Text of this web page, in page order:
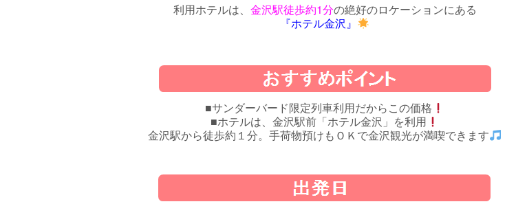
利用ホテルは、 金沢駅徒歩約1分の絶好のロケーションにある
『ホテル金沢』
■サンダーバード限定列車利用だからこの価格
■ホテルは、金沢駅前「ホテル金沢」を利用
金沢駅から徒歩約１分。手荷物預けもＯＫで金沢観光が満喫できます